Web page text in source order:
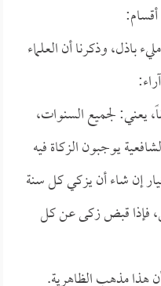
باذل، وذكرنا أن العلماء
يعني: لجميع السنوات،
يوجبون الزكاة فيه
إن شاء أن يزكي كل سنة
فإذا قبض زكى عن كل